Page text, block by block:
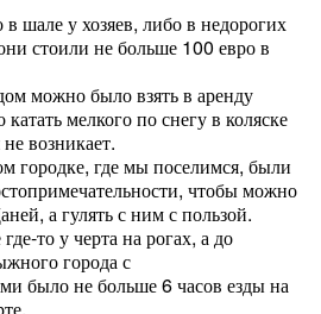
шале у хозяев, либо в недорогих
стоили не больше 100 евро в
можно было взять в аренду
мелкого по снегу в коляске
возникает.
городке, где мы поселимся, были
чтобы можно
а гулять с ним с пользой.
то у черта на рогах, а до
города с
было не больше 6 часов езды на